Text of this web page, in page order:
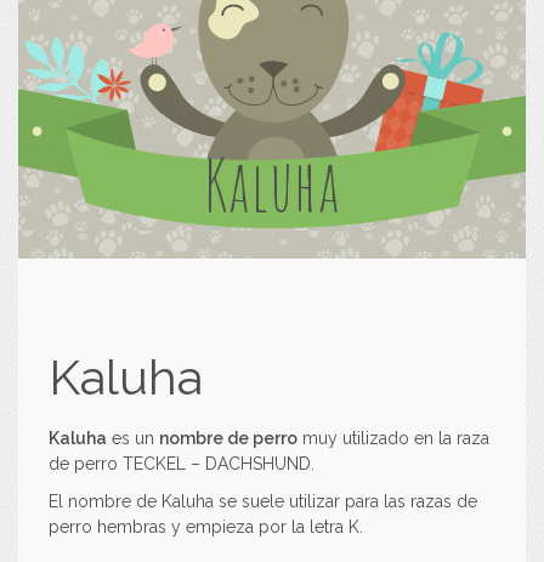
Kaluha
Kaluha
Kaluha es un nombre de perro muy utilizado en la raza
de perro TECKEL – DACHSHUND.
El nombre de Kaluha se suele utilizar para las razas de
perro hembras y empieza por la letra K.